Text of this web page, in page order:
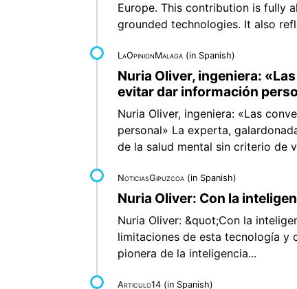
Europe. This contribution is fully
grounded technologies. It also
LaOpinionMalaga (in Spanish)
Nuria Oliver, ingeniera:
evitar dar información
Nuria Oliver, ingeniera: «Las
personal» La experta,
de la salud mental sin criterio de
NoticiasGipuzcoa (in Spanish)
Nuria Oliver: Con la
Nuria Oliver: &quot;Con la
limitaciones de esta tecnología y
pionera de la inteligencia...
Articulo14 (in Spanish)